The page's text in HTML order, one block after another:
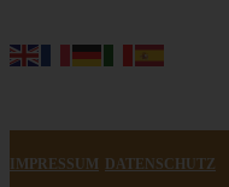
IMPRESSUM DATENSCHUTZ